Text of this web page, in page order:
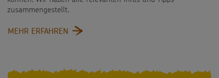
zusammengestellt.
MEHR ERFAHREN
HÄNDE